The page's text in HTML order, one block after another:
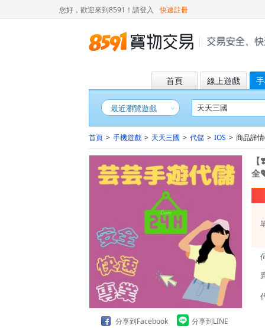
您好，歡迎來到8591！ 請登入 快速註冊
首頁 線上遊戲
最近瀏覽遊戲
首頁 > 手機遊戲 > 天天三國 > 代儲 > IOS > 商品詳
分享到Facebook
分享到LINE
全